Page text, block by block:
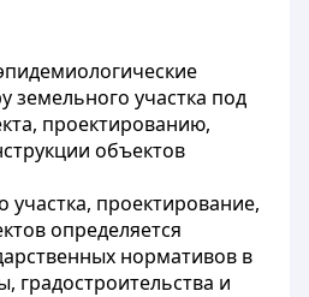
земельного участка под
проектированию,
объектов
участка, проектирование,
определяется
нормативов в
градостроительства и